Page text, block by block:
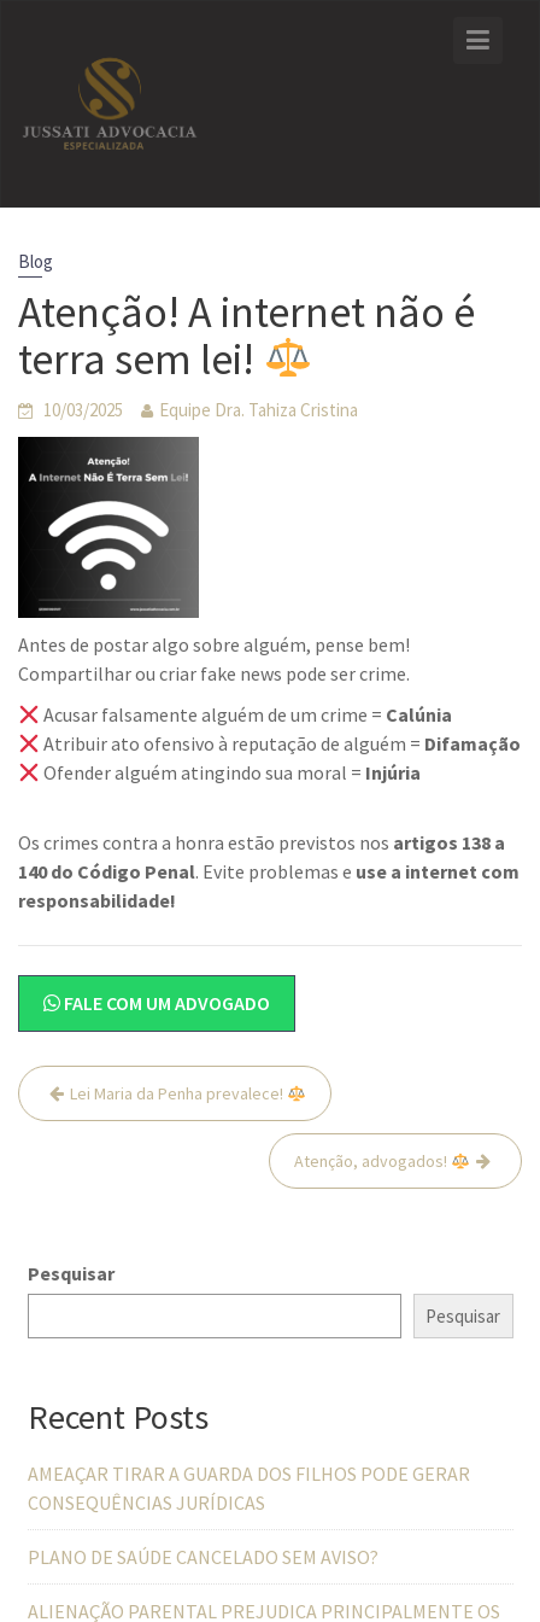
Blog
Atenção! A internet não é
terra sem lei!
10/03/2025 Equipe Dra. Tahiza Cristina
Antes de postar algo sobre alguém, pense bem!
Compartilhar ou criar fake news pode ser crime.
Acusar falsamente alguém de um crime = Calúnia
Atribuir ato ofensivo à reputação de alguém = Difamação
Ofender alguém atingindo sua moral = Injúria
Os crimes contra a honra estão previstos nos artigos 138 a
140 do Código Penal. Evite problemas e use a internet com
responsabilidade!
FALE COM UM ADVOGADO
Navegação
de
Lei Maria da Penha prevalece!
Atenção, advogados!
Pesquisar
Pesquisar
Recent Posts
AMEAÇAR TIRAR A GUARDA DOS FILHOS PODE GERAR
CONSEQUÊNCIAS JURÍDICAS
PLANO DE SAÚDE CANCELADO SEM AVISO?
ALIENAÇÃO PARENTAL PREJUDICA PRINCIPALMENTE OS